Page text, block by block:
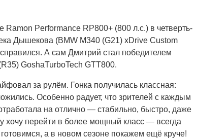
Performance RP800+ (800 л.с.) в четверть-
Дышекова (BMW M340 (G21) xDrive Custom
А сам Дмитрий стал победителем
GoshaTurboTech GTT800.
за рулём. Гонка получилась классная:
Особенно радует, что зрителей с каждым
на отлично — стабильно, быстро, даже
хочу перейти в более мощный класс — всегда
а в новом сезоне покажем ещё круче!